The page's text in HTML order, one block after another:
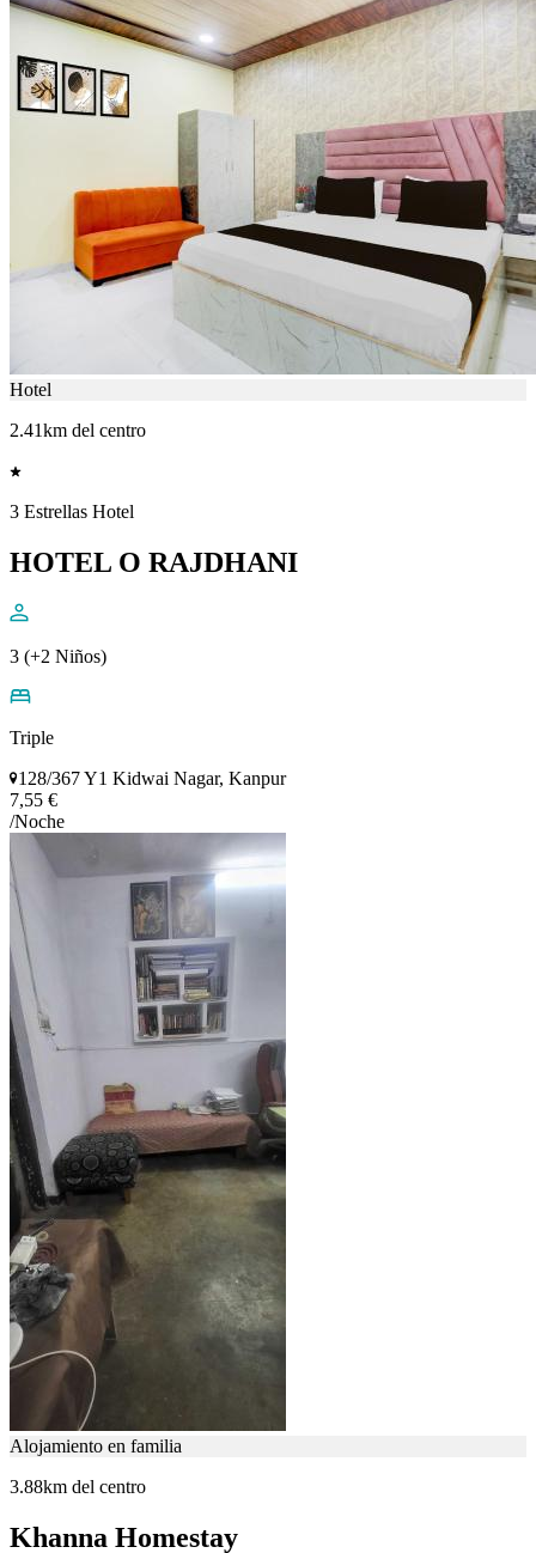
Hotel
2.41km del centro
3 Estrellas Hotel
HOTEL O RAJDHANI
3 (+2 Niños)
Triple
128/367 Y1 Kidwai Nagar, Kanpur
7,55 €
/Noche
Alojamiento en familia
3.88km del centro
Khanna Homestay